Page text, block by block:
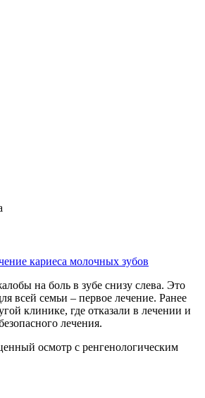
кариеса молочных зубов
на боль в зубе снизу слева. Это
всей семьи – первое лечение. Ранее
клинике, где отказали в лечении и
лечения.
осмотр с ренгенологическим